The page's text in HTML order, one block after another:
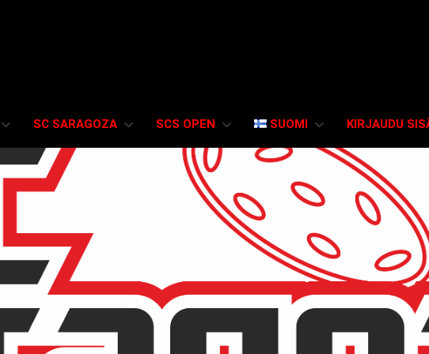
SC SARAGOZA SCS OPEN SUOMI KIRJAUDU